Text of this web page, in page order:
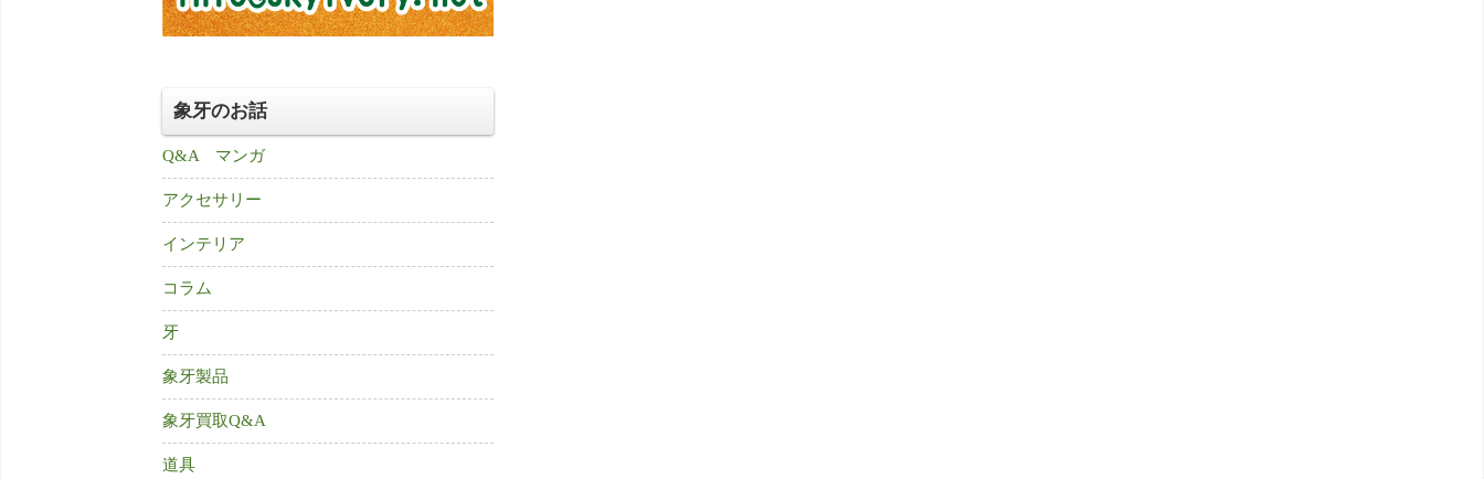
象牙のお話
Q&A マンガ
アクセサリー
インテリア
コラム
牙
象牙製品
象牙買取Q&A
道具